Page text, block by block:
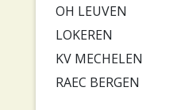
OH LEUVEN
LOKEREN
KV MECHELEN
RAEC BERGEN